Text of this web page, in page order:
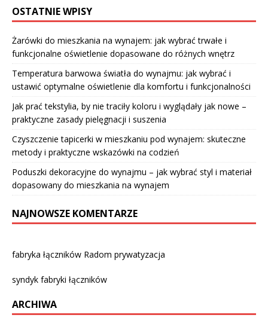
OSTATNIE WPISY
Żarówki do mieszkania na wynajem: jak wybrać trwałe i
funkcjonalne oświetlenie dopasowane do różnych wnętrz
Temperatura barwowa światła do wynajmu: jak wybrać i
ustawić optymalne oświetlenie dla komfortu i funkcjonalności
Jak prać tekstylia, by nie traciły koloru i wyglądały jak nowe –
praktyczne zasady pielęgnacji i suszenia
Czyszczenie tapicerki w mieszkaniu pod wynajem: skuteczne
metody i praktyczne wskazówki na codzień
Poduszki dekoracyjne do wynajmu – jak wybrać styl i materiał
dopasowany do mieszkania na wynajem
NAJNOWSZE KOMENTARZE
fabryka łączników Radom prywatyzacja
syndyk fabryki łączników
ARCHIWA